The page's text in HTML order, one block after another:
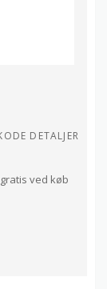
DETALJER
ved køb